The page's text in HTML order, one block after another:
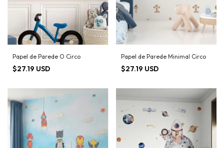
Papel de Parede O Circo
$27.19 USD
Papel de Parede Minimal Circo
$27.19 USD